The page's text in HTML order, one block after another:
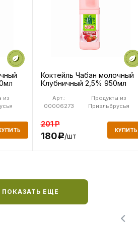
из
Коктейль Чабан молочный
Клубничный 2,5% 950мл
Продукты из
Приэльбрусья
Арт.:
00006273
201Р
180Р/шт
КУПИТЬ
ПОКАЗАТЬ ЕЩЕ